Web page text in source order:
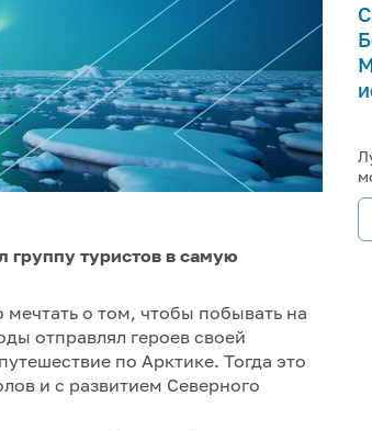
группу туристов в самую
о том, чтобы побывать на
отправлял героев своей
по Арктике. Тогда это
и с развитием Северного